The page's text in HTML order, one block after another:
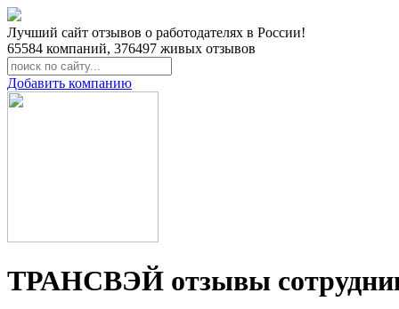
Лучший сайт отзывов о работодателях в России!
65584 компаний, 376497 живых отзывов
Добавить компанию
ТРАНСВЭЙ отзывы